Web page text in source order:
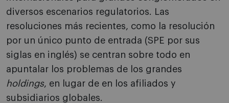
diversos escenarios regulatorios. Las
resoluciones más recientes, como la resolución
por un único punto de entrada (SPE por sus
siglas en inglés) se centran sobre todo en
apuntalar los problemas de los grandes
holdings, en lugar de en los afiliados y
subsidiarios globales.